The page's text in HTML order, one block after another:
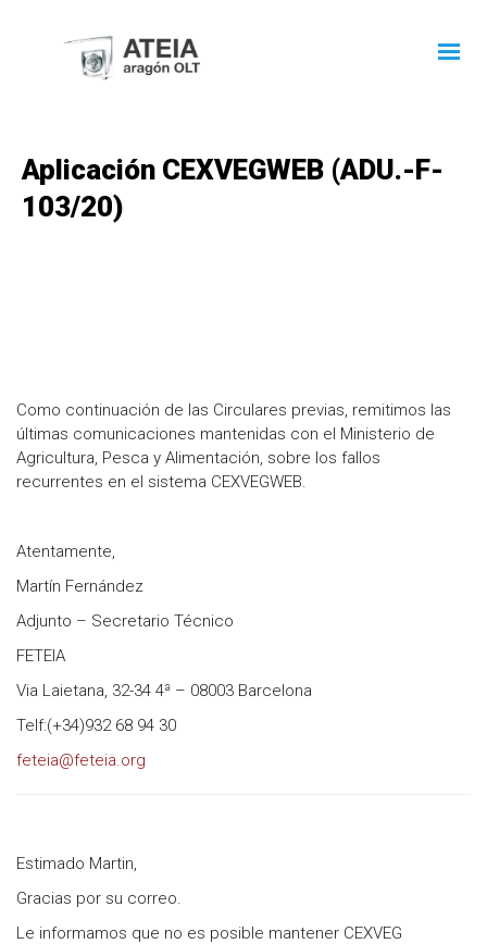
Aplicación CEXVEGWEB (ADU.-F-
103/20)
Como continuación de las Circulares previas, remitimos las
últimas comunicaciones mantenidas con el Ministerio de
Agricultura, Pesca y Alimentación, sobre los fallos
recurrentes en el sistema CEXVEGWEB.
Atentamente,
Martín Fernández
Adjunto – Secretario Técnico
FETEIA
Via Laietana, 32-34 4ª – 08003 Barcelona
Telf:(+34)932 68 94 30
feteia@feteia.org
Estimado Martin,
Gracias por su correo.
Le informamos que no es posible mantener CEXVEG